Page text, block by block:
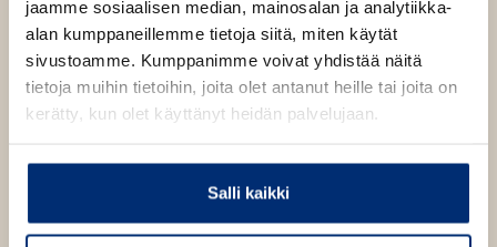
jaamme sosiaalisen median, mainosalan ja analytiikka-
alan kumppaneillemme tietoja siitä, miten käytät
sivustoamme. Kumppanimme voivat yhdistää näitä
tietoja muihin tietoihin, joita olet antanut heille tai joita on
kerätty, kun olet käyttänyt heidän palvelujaan.
Salli kaikki
e
n